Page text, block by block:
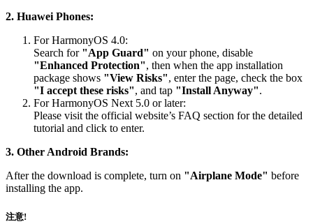
2. Huawei Phones:
For HarmonyOS 4.0:
Search for "App Guard" on your phone, disable
"Enhanced Protection", then when the app installation
package shows "View Risks", enter the page, check the box
"I accept these risks", and tap "Install Anyway".
For HarmonyOS Next 5.0 or later:
Please visit the official website’s FAQ section for the detailed
tutorial and click to enter.
3. Other Android Brands:
After the download is complete, turn on "Airplane Mode" before
installing the app.
注意!